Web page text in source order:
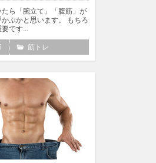
ら「腕立て」「腹筋」が
ぶかと思います。 もちろ
です...
筋トレ